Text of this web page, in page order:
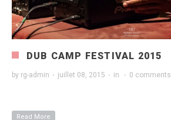
DUB CAMP FESTIVAL 2015
by rg-admin · juillet 08, 2015 · in · 0 comments
Read More